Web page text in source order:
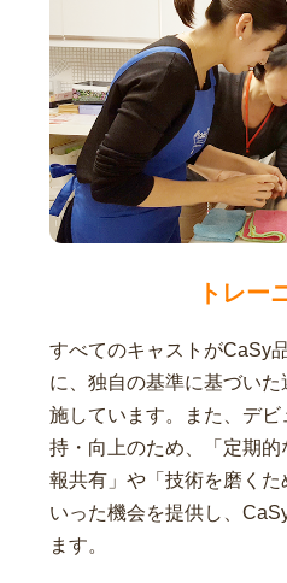
トレー
すべてのキャストがCaSy
に、独自の基準に基づい
施しています。また、デ
持・向上のため、「定期
報共有」や「技術を磨くた
いった機会を提供し、
ます。